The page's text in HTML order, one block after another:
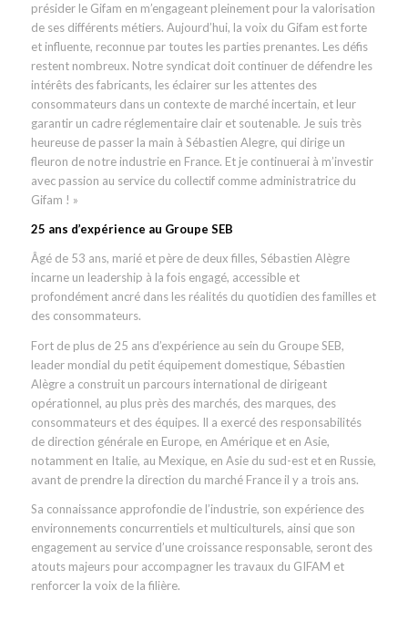
présider le Gifam en m’engageant pleinement pour la valorisation
de ses différents métiers. Aujourd’hui, la voix du Gifam est forte
et influente, reconnue par toutes les parties prenantes. Les défis
restent nombreux. Notre syndicat doit continuer de défendre les
intérêts des fabricants, les éclairer sur les attentes des
consommateurs dans un contexte de marché incertain, et leur
garantir un cadre réglementaire clair et soutenable. Je suis très
heureuse de passer la main à Sébastien Alegre, qui dirige un
fleuron de notre industrie en France. Et je continuerai à m’investir
avec passion au service du collectif comme administratrice du
Gifam ! »
25 ans d’expérience au Groupe SEB
Âgé de 53 ans, marié et père de deux filles, Sébastien Alègre
incarne un leadership à la fois engagé, accessible et
profondément ancré dans les réalités du quotidien des familles et
des consommateurs.
Fort de plus de 25 ans d’expérience au sein du Groupe SEB,
leader mondial du petit équipement domestique, Sébastien
Alègre a construit un parcours international de dirigeant
opérationnel, au plus près des marchés, des marques, des
consommateurs et des équipes. Il a exercé des responsabilités
de direction générale en Europe, en Amérique et en Asie,
notamment en Italie, au Mexique, en Asie du sud-est et en Russie,
avant de prendre la direction du marché France il y a trois ans.
Sa connaissance approfondie de l’industrie, son expérience des
environnements concurrentiels et multiculturels, ainsi que son
engagement au service d’une croissance responsable, seront des
atouts majeurs pour accompagner les travaux du GIFAM et
renforcer la voix de la filière.